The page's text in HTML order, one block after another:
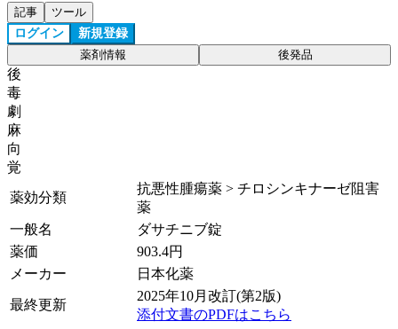
記事 ツール
ログイン 新規登録
薬剤情報 後発品
後
毒
劇
麻
向
覚
薬効分類
抗悪性腫瘍薬 > チロシンキナーゼ阻害
薬
一般名
ダサチニブ錠
薬価
903.4円
メーカー
日本化薬
最終更新
2025年10月改訂(第2版)
添付文書のPDFはこちら